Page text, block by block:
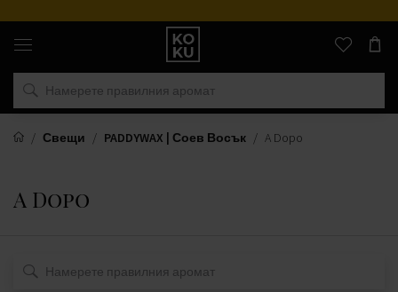
Оригинални
парфюми
часовници
на
място
Свещи
PADDYWAX | Соев Восък A Dopo
A Dopo